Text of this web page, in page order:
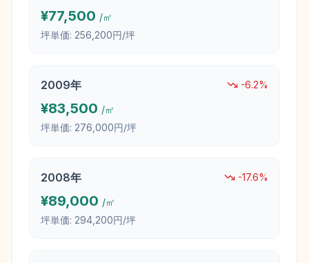
¥77,500 /㎡
坪単価: 256,200円/坪
2009年 -6.2%
¥83,500 /㎡
坪単価: 276,000円/坪
2008年 -17.6%
¥89,000 /㎡
坪単価: 294,200円/坪